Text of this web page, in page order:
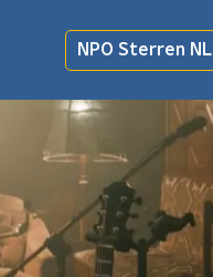
NPO Sterren NL